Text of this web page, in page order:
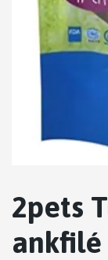
2pets
ankfilé